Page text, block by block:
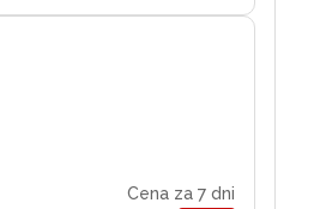
Cena za 7 dni